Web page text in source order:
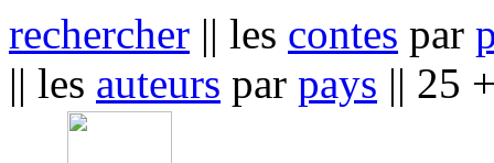
rechercher || les contes par
|| les auteurs par pays || 25